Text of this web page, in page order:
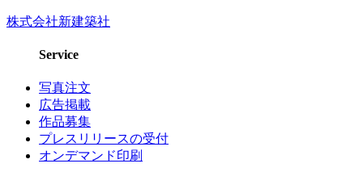
株式会社新建築社
Service
写真注文
広告掲載
作品募集
プレスリリースの受付
オンデマンド印刷